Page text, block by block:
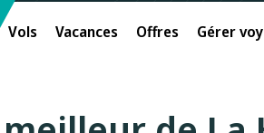
Vols Vacances Offres Gérer